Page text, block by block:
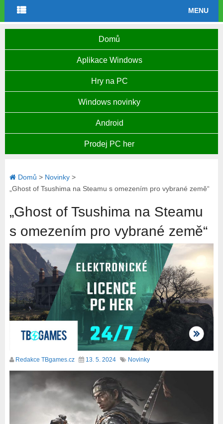
MENU
Domů
Aplikace Windows
Hry na PC
Windows novinky
Android
Prodej PC her
Domů > Novinky>
„Ghost of Tsushima na Steamu s omezením pro vybrané země“
„Ghost of Tsushima na Steamu
s omezením pro vybrané země“
Redakce TBgames.cz 13. 5. 2024 Novinky